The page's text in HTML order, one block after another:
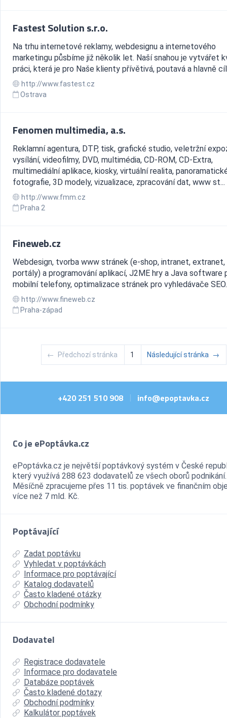
Fastest Solution s.r.o.
Na trhu internetové reklamy, webdesignu a internetového
marketingu půsbíme již několik let. Naší snahou je vytvářet
práci, která je pro Naše klienty přívětivá, poutavá a hlavně
http://www.fastest.cz
Ostrava
Fenomen multimedia, a.s.
Reklamní agentura, DTP, tisk, grafické studio, veletržní
vysílání, videofilmy, DVD, multimédia, CD-ROM, CD-Extra,
multimediální aplikace, kiosky, virtuální realita,
fotografie, 3D modely, vizualizace, zpracování dat, www st...
http://www.fmm.cz
Praha 2
Fineweb.cz
Webdesign, tvorba www stránek (e-shop, intranet, extranet,
portály) a programování aplikací, J2ME hry a Java software
mobilní telefony, optimalizace stránek pro vyhledávače SEO.
http://www.fineweb.cz
Praha-západ
← Předchozí stránka 1 Následující stránka →
+420 251 510 908 | info@epoptavka.cz
Co je ePoptávka.cz
ePoptávka.cz je největší poptávkový systém v České
který využívá 288 623 dodavatelů ze všech oborů podnikání.
Měsíčně zpracujeme přes 11 tis. poptávek ve finančním
více než 7 mld. Kč.
Poptávající
Zadat poptávku
Vyhledat v poptávkách
Informace pro poptávající
Katalog dodavatelů
Často kladené otázky
Obchodní podmínky
Dodavatel
Registrace dodavatele
Informace pro dodavatele
Databáze poptávek
Často kladené dotazy
Obchodní podmínky
Kalkulátor poptávek